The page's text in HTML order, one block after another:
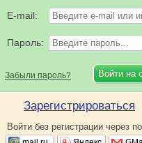
E-mail:
Пароль:
Забыли пароль?
Зарегистрироваться
Войти без регистрации через